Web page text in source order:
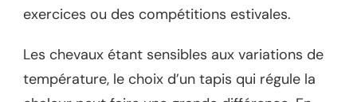
exercices ou des compétitions estivales.
Les chevaux étant sensibles aux variations de
température, le choix d’un tapis qui régule la